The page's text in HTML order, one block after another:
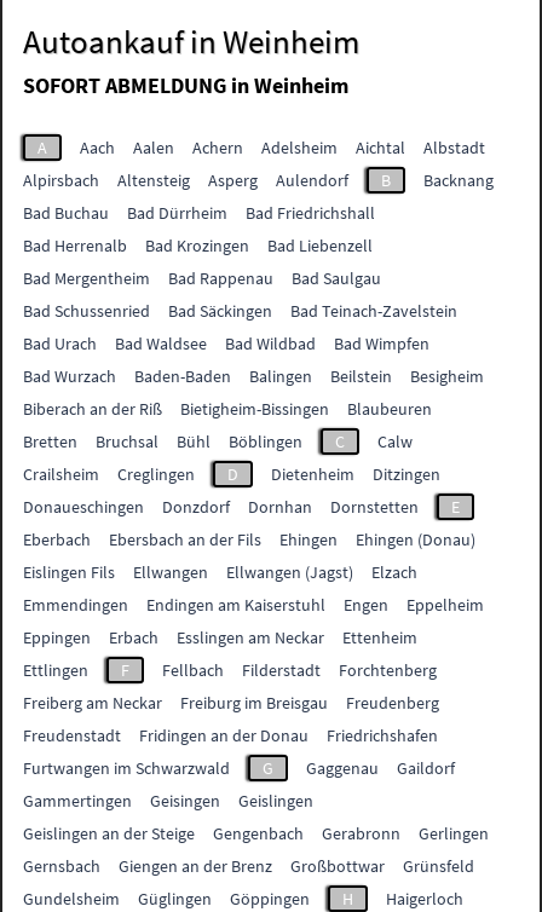
Autoankauf in Weinheim
SOFORT ABMELDUNG inWeinheim
A Aach Aalen Achern Adelsheim Aichtal
Albstadt
Alpirsbach
Altensteig Asperg Aulendorf B
Backnang
Bad Buchau
Bad Dürrheim
Bad Friedrichshall
Bad Herrenalb
Bad Krozingen
Bad Liebenzell
Bad Mergentheim
Bad Rappenau
Bad Saulgau
Bad Schussenried
Bad Säckingen
Bad Teinach-Zavelstein
Bad Urach
Bad Waldsee Bad Wildbad
Bad Wimpfen
Bad Wurzach
Baden-Baden Balingen Beilstein
Besigheim
Biberach an der Riß
Bietigheim-Bissingen
Blaubeuren
Bretten
Bruchsal Bühl Böblingen C
Calw
Crailsheim
Creglingen D Dietenheim
Ditzingen
Donaueschingen
Donzdorf Dornhan Dornstetten
E
Eberbach
Ebersbach an der Fils Ehingen
Ehingen (Donau)
Eislingen Fils
Ellwangen Ellwangen (Jagst)
Elzach
Emmendingen
Endingen am Kaiserstuhl Engen
Eppelheim
Eppingen
Erbach Esslingen am Neckar
Ettenheim
Ettlingen
F Fellbach Filderstadt
Forchtenberg
Freiberg am Neckar
Freiburg im Breisgau
Freudenberg
Freudenstadt
Fridingen an der Donau
Friedrichshafen
Furtwangen im Schwarzwald
G Gaggenau
Gaildorf
Gammertingen
Geisingen
Geislingen
Geislingen an der Steige
Gengenbach Gerabronn
Gerlingen
Gernsbach
Giengen an der Brenz Großbottwar
Grünsfeld
Gundelsheim
Güglingen Göppingen H
Haigerloch